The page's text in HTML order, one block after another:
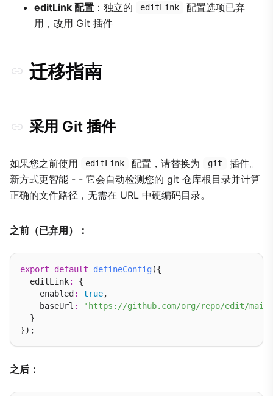
editLink 配置 ：独立的 editLink
配置选项已弃
用，改用 Git 插件
迁移指南
采用 Git 插件
如果您之前使用 editLink 配置，请替换为 git
插件。
新方式更智能 - - 它会自动检测您的 git 仓库根目录并计算
正确的文件路径，无需在 URL 中硬编码目录。
之前（已弃用）：
export default defineConfig({
  editLink
:
{
    enabled
: true,
    baseUrl
:
'https://github.com/org/repo/edit/
  }
之后：